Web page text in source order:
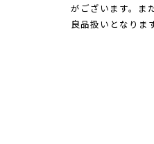
がございます。ま
良品扱いとなりま